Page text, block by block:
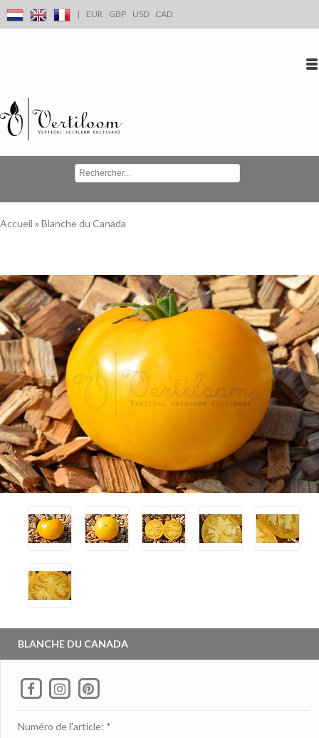
| EUR GBP USD CAD
Accueil » Blanche du Canada
BLANCHE DU CANADA
Numéro de l'article: *